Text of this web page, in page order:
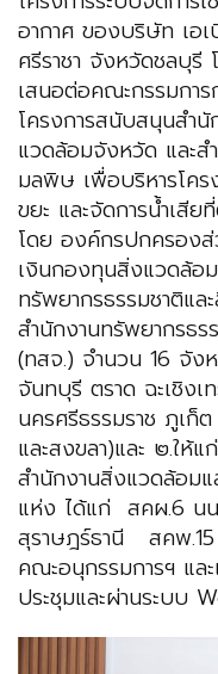
อากาศ ของบริษัท เอ
ศรีราชา จังหวัดชลบุรี
เสนอต่อคณะกรรมกา
โครงการสนับสนุนสำนั
แวดล้อมจังหวัด และส
มลพิษ เพื่อบริหารโคร
ขยะ และจัดการน้ำเสี
โดย องค์กรปกครอง
เงินกองทุนสิ่งแวดล้อ
ทรัพยากรธรรมชาติแ
สำนักงานทรัพยากรธ
(ทสจ.) จำนวน 16 จัง
จันทบุรี ตราด ฉะเชิง
นครศรีธรรมราช ภูเก็
และสงขลา)และ ๒.ใ
สำนักงานสิ่งแวดล้อม
แห่ง ได้แก่ สคผ.6
สุราษฎร์ธานี สคพ
คณะอนุกรรมการฯ แล
ประชุมและผ่านระบบ